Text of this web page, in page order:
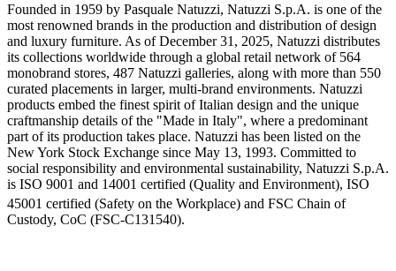
Founded in 1959 by Pasquale Natuzzi, Natuzzi S.p.A. is one of the
most renowned brands in the production and distribution of design
and luxury furniture. As of December 31, 2025, Natuzzi distributes
its collections worldwide through a global retail network of 564
monobrand stores, 487 Natuzzi galleries, along with more than 550
curated placements in larger, multi-brand environments. Natuzzi
products embed the finest spirit of Italian design and the unique
craftmanship details of the "Made in Italy", where a predominant
part of its production takes place. Natuzzi has been listed on the
New York Stock Exchange since May 13, 1993. Committed to
social responsibility and environmental sustainability, Natuzzi S.p.A.
is ISO 9001 and 14001 certified (Quality and Environment), ISO
45001 certified (Safety on the Workplace) and FSC Chain of
Custody, CoC (FSC-C131540).